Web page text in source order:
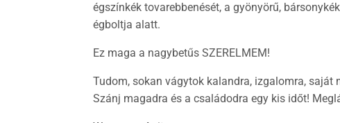
égszínkék tovarebbenését, a gyönyörű,
égboltja alatt.
Ez maga a nagybetűs SZERELMEM!
Tudom, sokan vágytok kalandra, izgalomra, saját
Szánj magadra és a családodra egy kis időt!